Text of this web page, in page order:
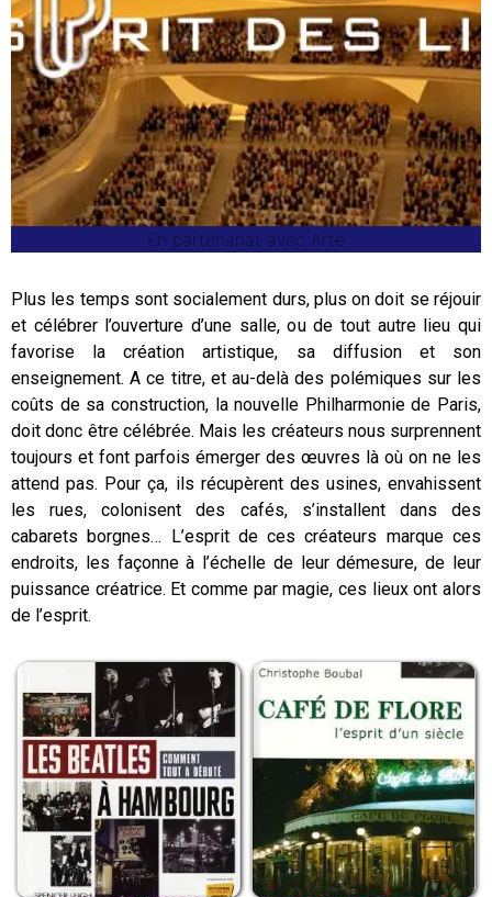
En partenariat avec Arte
Plus les temps sont socialement durs, plus on doit se réjouir
et célébrer l’ouverture d’une salle, ou de tout autre lieu qui
favorise la création artistique, sa diffusion et son
enseignement. A ce titre, et au-delà des polémiques sur les
coûts de sa construction, la nouvelle Philharmonie de Paris,
doit donc être célébrée. Mais les créateurs nous surprennent
toujours et font parfois émerger des œuvres là où on ne les
attend pas. Pour ça, ils récupèrent des usines, envahissent
les rues, colonisent des cafés, s’installent dans des
cabarets borgnes… L’esprit de ces créateurs marque ces
endroits, les façonne à l’échelle de leur démesure, de leur
puissance créatrice. Et comme par magie, ces lieux ont alors
de l’esprit.